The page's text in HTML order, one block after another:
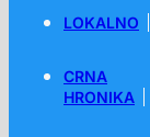
LOKALNO
CRNA
HRONIKA